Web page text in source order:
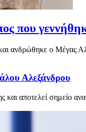
που
ανδρώθηκε ο
Αλεξάνδρου
αποτελεί σημείο